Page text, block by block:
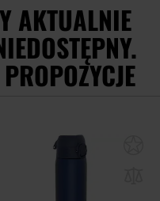
AKTUALNIE